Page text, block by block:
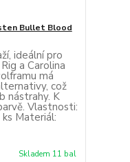
Bullet Blood
ideální pro
a Carolina
má
což
nástrahy. K
Vlastnosti:
Materiál:
Skladem 11 bal